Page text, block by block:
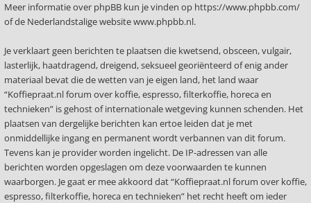
Meer informatie over phpBB kun je vinden op https://www.phpbb.com/
of de Nederlandstalige websitewww.phpbb.nl.
Je verklaart geen berichten te plaatsen die kwetsend, obsceen, vulgair,
lasterlijk, haatdragend, dreigend, seksueel georiënteerd of enig ander
materiaal bevat die de wetten van je eigen land, het land waar
“Koffiepraat.nl forum over koffie, espresso, filterkoffie, horeca en
technieken” is gehost of internationale wetgeving kunnen schenden. Het
plaatsen van dergelijke berichten kan ertoe leiden dat je met
onmiddellijke ingang en permanent wordt verbannen van dit forum.
Tevens kan je provider worden ingelicht. De IP-adressen van alle
berichten worden opgeslagen om deze voorwaarden te kunnen
waarborgen. Je gaat er mee akkoord dat “Koffiepraat.nl forum over koffie,
espresso, filterkoffie, horeca en technieken” het recht heeft om ieder